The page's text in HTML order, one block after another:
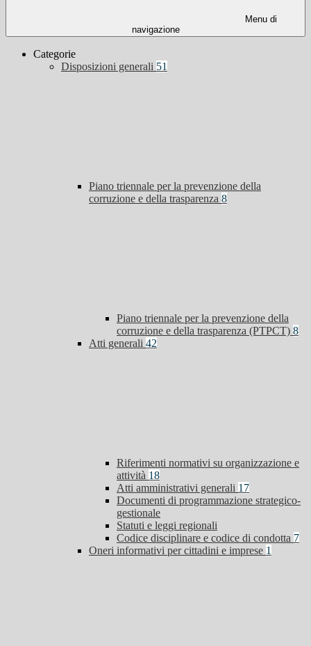
Menu di
navigazione
Categorie
Disposizioni generali 51
Piano triennale per la prevenzione della
corruzione e della trasparenza 8
Piano triennale per la prevenzione della
corruzione e della trasparenza (PTPCT) 8
Atti generali 42
Riferimenti normativi su organizzazione e
attività 18
Atti amministrativi generali 17
Documenti di programmazione strategico-
gestionale
Statuti e leggi regionali
Codice disciplinare e codice di condotta 7
Oneri informativi per cittadini e imprese 1